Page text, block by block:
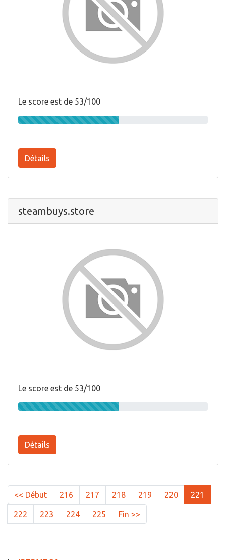
Le score est de 53/100
Détails
steambuys.store
Le score est de 53/100
Détails
<< Début 216 217 218 219 220 221
222 223 224 225 Fin >>